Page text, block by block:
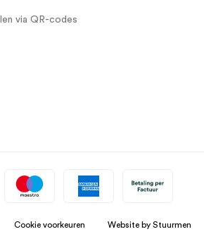
via QR-codes
Cookie voorkeuren Website by Stuurmen